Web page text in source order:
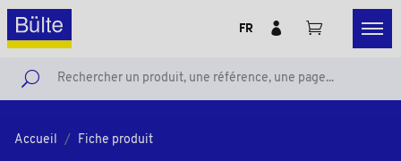
FR
Accueil Fiche produit